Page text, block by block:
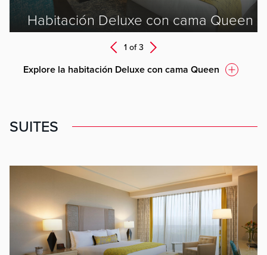
Habitación Deluxe con cama Queen
1 of3 Next
Explore la habitación Deluxe con cama Queen
SUITES